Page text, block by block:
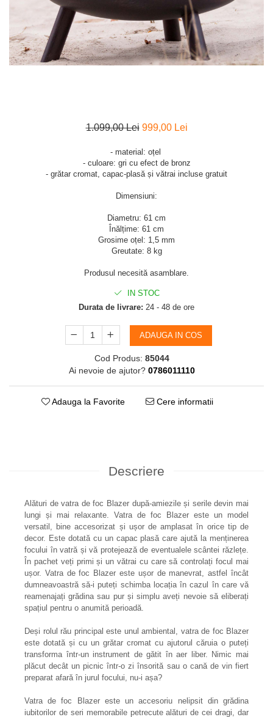
1.099,00 Lei 999,00 Lei
- material: oțel
- culoare: gri cu efect de bronz
- grătar cromat, capac-plasă și vătrai incluse gratuit
Dimensiuni:
Diametru: 61 cm
Înălțime: 61 cm
Grosime oțel: 1,5 mm
Greutate: 8 kg
Produsul necesită asamblare.
IN STOC
Durata de livrare: 24 - 48 de ore
ADAUGA IN COS
Cod Produs: 85044
Ai nevoie de ajutor? 0786011110
Adauga la Favorite Cere informatii
Descriere
Alături de vatra de foc Blazer după-amiezile și serile devin mai
lungi și mai relaxante. Vatra de foc Blazer este un model
versatil, bine accesorizat și ușor de amplasat în orice tip de
decor. Este dotată cu un capac plasă care ajută la menținerea
focului în vatră și vă protejează de eventualele scântei răzlețe.
În pachet veți primi și un vătrai cu care să controlați focul mai
ușor. Vatra de foc Blazer este ușor de manevrat, astfel încât
dumneavoastră să-i puteți schimba locația în cazul în care vă
reamenajați grădina sau pur și simplu aveți nevoie să eliberați
spațiul pentru o anumită perioadă.
Deși rolul rău principal este unul ambiental, vatra de foc Blazer
este dotată și cu un grătar cromat cu ajutorul căruia o puteți
transforma într-un instrument de gătit în aer liber. Nimic mai
plăcut decât un picnic într-o zi însorită sau o cană de vin fiert
preparat afară în jurul focului, nu-i așa?
Vatra de foc Blazer este un accesoriu nelipsit din grădina
iubitorilor de seri memorabile petrecute alături de cei dragi, dar